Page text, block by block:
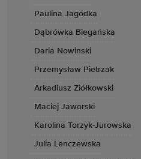
Paulina Jagódka
Dąbrówka Biegańska
Daria Nowinski
Przemysław Pietrzak
Arkadiusz Ziółkowski
Maciej Jaworski
Karolina Torzyk-Jurowska
Julia Lenczewska